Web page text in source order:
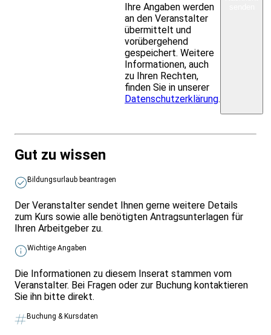
Ihre Angaben werden
an den Veranstalter
übermittelt und
vorübergehend
gespeichert. Weitere
Informationen, auch
zu Ihren Rechten,
finden Sie in unserer
Datenschutzerklärung.
Gut zu wissen
Bildungsurlaub beantragen
Der Veranstalter sendet Ihnen gerne weitere Details
zum Kurs sowie alle benötigten Antragsunterlagen für
Ihren Arbeitgeber zu.
Wichtige Angaben
Die Informationen zu diesem Inserat stammen vom
Veranstalter. Bei Fragen oder zur Buchung kontaktieren
Sie ihn bitte direkt.
Buchung & Kursdaten